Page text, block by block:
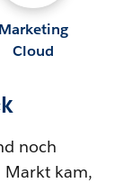
Marketing
Cloud
noch
Markt kam,